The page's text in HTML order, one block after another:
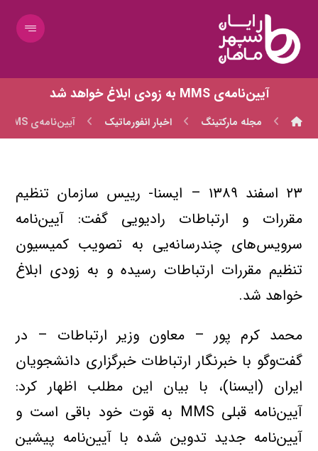
آيين‌نامه‌ي MMS به زودي ابلاغ خواهد شد
مجله مارکتینگ اخبار انفورماتیک آيين‌نامه‌ي MMS به زودي ابلاغ خواهد شد
۲۳ اسفند ۱۳۸۹ – ايسنا- رييس سازمان تنظيم
مقررات و ارتباطات راديويي گفت: آيين‌نامه
سرويس‌هاي چندرسانه‌يي به تصويب كميسيون
تنظيم مقررات ارتباطات رسيده و به زودي ابلاغ
خواهد شد.
محمد كرم پور – معاون وزير ارتباطات – در
گفت‌و‌گو با خبرنگار ارتباطات خبرگزاري دانشجويان
ايران (ايسنا)، با بيان اين مطلب اظهار كرد:
آيين‌نامه قبلي MMS به قوت خود باقي است و
آيين‌نامه جديد تدوين شده با آيين‌نامه پيشين